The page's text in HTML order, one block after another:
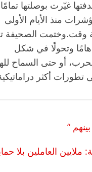
غيّرت بوصلتها
منذ الأيام الأولى
وقت.وختمت الصحيفة
وتحولًا في شكل
أو حتى السماح
أكثر
“
العاملين بلا
ناس وناس
على مائدة
عبدالهادي فارس مقاومة
الذي دافع عن المال